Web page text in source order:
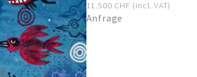
11.500 CHF (incl. VAT)
Anfrage